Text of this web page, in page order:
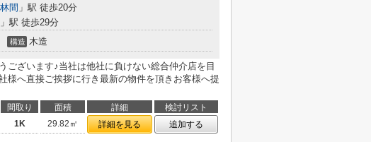
間 」駅 徒歩20分
」駅 徒歩29分
構造 木造
ございます♪当社は他社に負けない総合仲介店を目
様へ直接ご挨拶に行き最新の物件を頂きお客様へ提
間取り 面積 詳細
検討リスト
1K 29.82㎡ 詳細を見る 追加する